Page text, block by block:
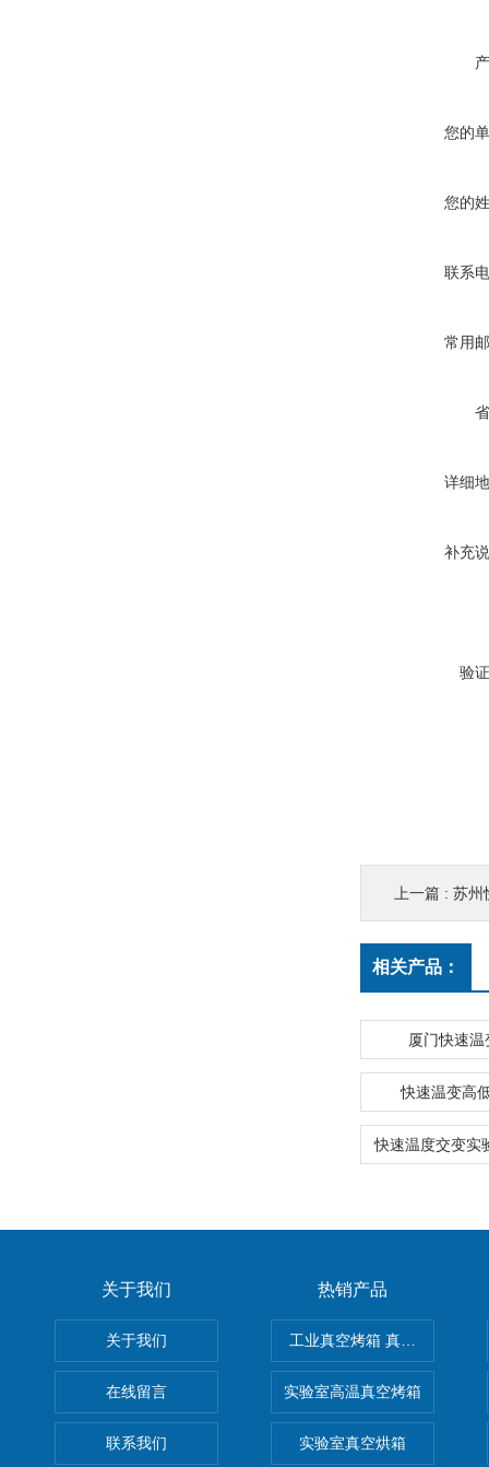
您的
您的
联系
常用
详细
补充
验
上一篇 : 苏州
相关产品：
厦门快速
快速温变高
关于我们
关于我们
在线留言
联系我们
热销产品
工业真空烤箱 真空烘箱
实验室高温真空烤箱
实验室真空烘箱